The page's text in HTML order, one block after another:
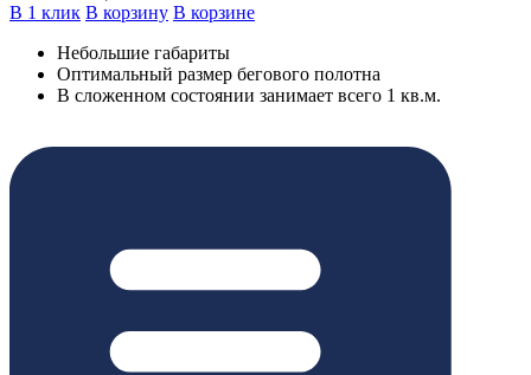
В 1 клик В корзину В корзине
Небольшие габариты
Оптимальный размер бегового полотна
В сложенном состоянии занимает всего 1 кв.м.